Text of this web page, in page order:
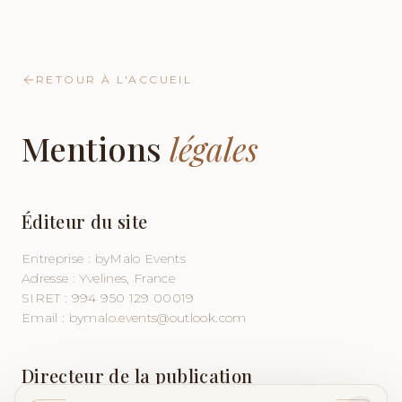
RETOUR À L'ACCUEIL
Mentions légales
Éditeur du site
Entreprise : byMalo Events
Adresse : Yvelines, France
SIRET : 994 950 129 00019
Email : bymalo.events@outlook.com
Directeur de la publication